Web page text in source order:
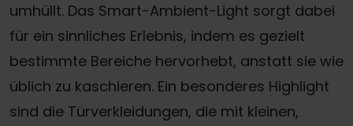
umhüllt. Das Smart-Ambient-Light sorgt dabei
für ein sinnliches Erlebnis, indem es gezielt
bestimmte Bereiche hervorhebt, anstatt sie wie
üblich zu kaschieren. Ein besonderes Highlight
sind die Türverkleidungen, die mit kleinen,